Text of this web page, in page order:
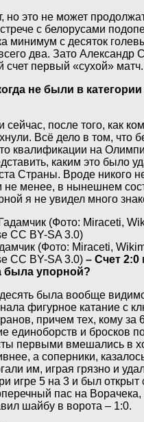
но это не может
с белорусами
минимум с десяток
два. Зато Александр
счет первый «сухой» матч.
не были в
после того, как
Всё дело в том, что
квалификации на
каким это было
Страны. Вроде никого
не менее, в нынешнем
я не увидел много
(Фото: Miraceti,
CC BY-SA 3.0) – Счет 2:0
была упорной?
была вообще
фигурное катание с
причем тех, кому за
единоборств и бросков
первыми вмешались в
а соперники,
им, играя грязно и
игре 5 на 3 и был открыт
пас на Ворачека,
шайбу в ворота – 1:0.